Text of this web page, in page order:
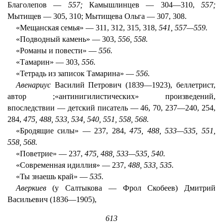
Благолепов — 557;Камышлинцев — 304—310,557;
Мытищев — 305, 310; Мытищева Ольга — 307, 308.
«Мещанская семья» — 311, 312, 315, 318, 541, 557—559.
«Подводный камень» — 303, 556, 558.
«Романы и повести» — 556.
«Тамарин» — 303, 556.
«Тетрадь из записок Тамарина» — 556.
Авенариус Василий Петрович (1839—1923), беллетрист,
автор ;«антинигилистических» произведений,
впоследствии — детский писатель — 46, 70, 237—240, 254,
284, 475, 488, 533, 534, 540, 551, 558, 568.
«Бродящие силы» — 237, 284,475, 488, 533—535, 551,
558, 568.
«Поветрие» — 237, 475, 488, 533—535, 540.
«Современная идиллия» — 237, 488, 533, 535.
«Ты знаешь край» — 535.
Аверкиев(у Салтыкова — Фрол Скобеев) Дмитрий
Васильевич (1836—1905),
613